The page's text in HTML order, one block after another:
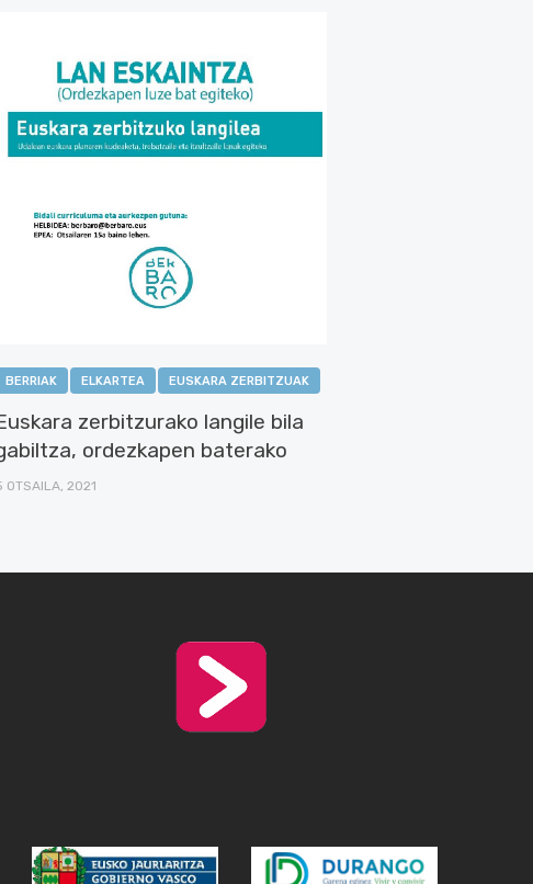
BERRIAK ELKARTEA EUSKARA ZERBITZUAK
zerbitzurako langile bila
ordezkapen baterako
OTSAILA, 2021